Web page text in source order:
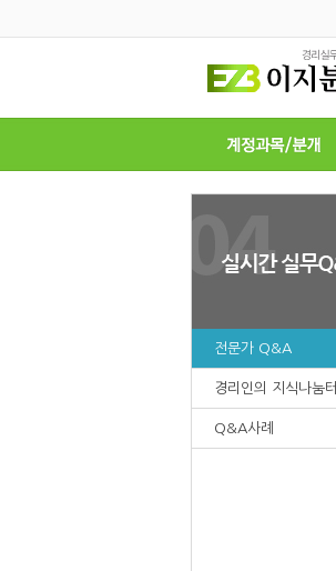
전문가 Q&A
경리인의 지식나눔터
Q&A사례